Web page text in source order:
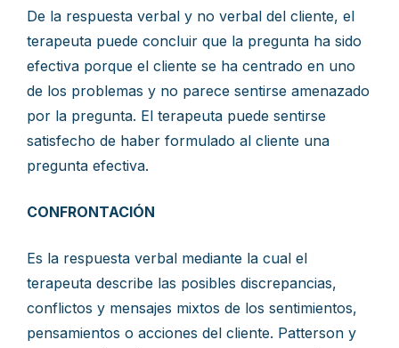
De la respuesta verbal y no verbal del cliente, el
terapeuta puede concluir que la pregunta ha sido
efectiva porque el cliente se ha centrado en uno
de los problemas y no parece sentirse amenazado
por la pregunta. El terapeuta puede sentirse
satisfecho de haber formulado al cliente una
pregunta efectiva.
CONFRONTACIÓN
Es la respuesta verbal mediante la cual el
terapeuta describe las posibles discrepancias,
conflictos y mensajes mixtos de los sentimientos,
pensamientos o acciones del cliente. Patterson y